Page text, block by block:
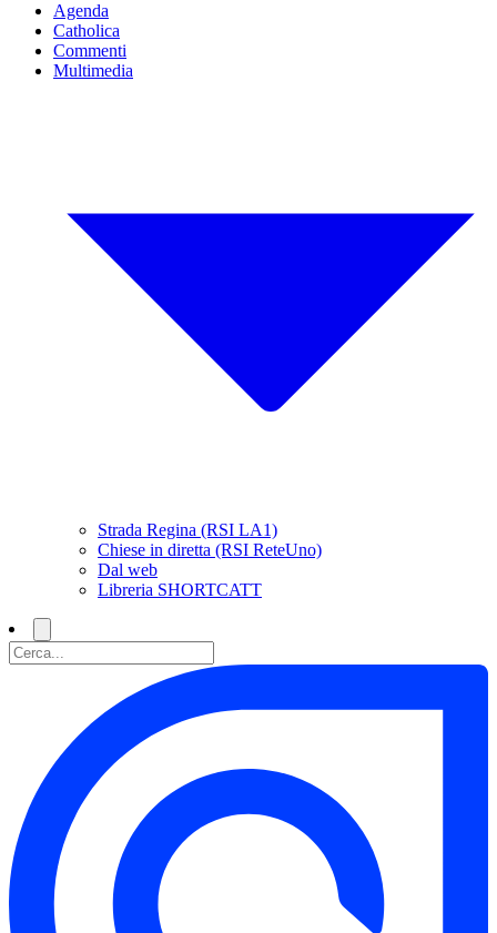
Agenda
Catholica
Commenti
Multimedia
Strada Regina (RSI LA1)
Chiese in diretta (RSI ReteUno)
Dal web
Libreria SHORTCATT